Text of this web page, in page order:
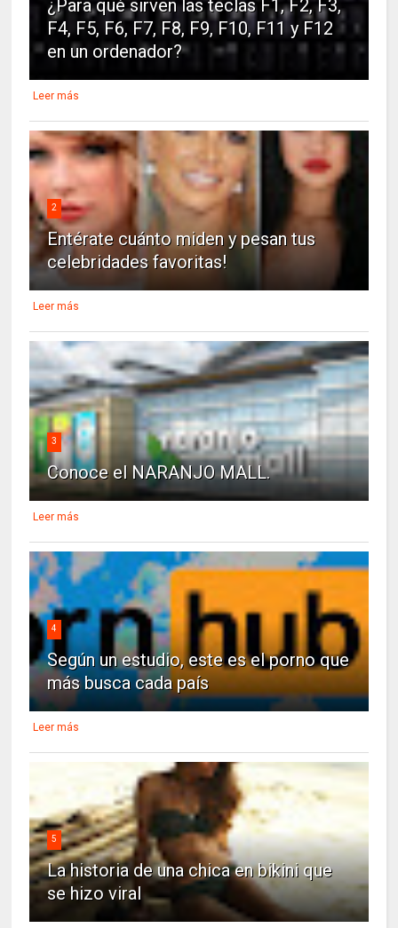
¿Para qué sirven las teclas F1, F2, F3,
F4, F5, F6, F7, F8, F9, F10, F11 y F12
en un ordenador?
Leer más
2
Entérate cuánto miden y pesan tus
celebridades favoritas!
Leer más
3
Conoce el NARANJO MALL.
Leer más
4
Según un estudio, este es el porno que
más busca cada país
Leer más
5
La historia de una chica en bikini que
se hizo viral